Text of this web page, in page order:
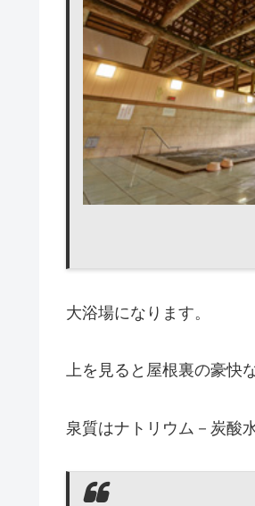
大浴場になります。
上を見ると屋根裏の豪快
泉質はナトリウム－炭酸